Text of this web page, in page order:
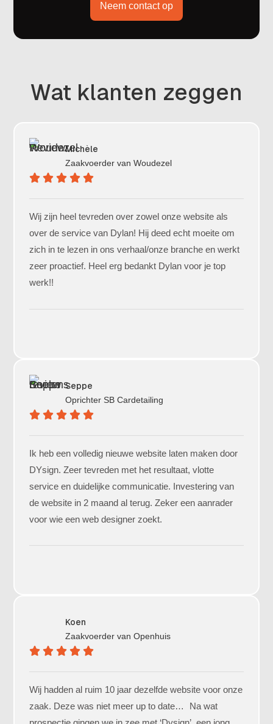
Neem contact op
Wat klanten zeggen
Michèle
Zaakvoerder van Woudezel
Wij zijn heel tevreden over zowel onze website als
over de service van Dylan! Hij deed echt moeite om
zich in te lezen in ons verhaal/onze branche en werkt
zeer proactief. Heel erg bedankt Dylan voor je top
werk!!
Seppe
Oprichter SB Cardetailing
Ik heb een volledig nieuwe website laten maken door
DYsign. Zeer tevreden met het resultaat, vlotte
service en duidelijke communicatie. Investering van
de website in 2 maand al terug. Zeker een aanrader
voor wie een web designer zoekt.
Koen
Zaakvoerder van Openhuis
Wij hadden al ruim 10 jaar dezelfde website voor onze
zaak. Deze was niet meer up to date… Na wat